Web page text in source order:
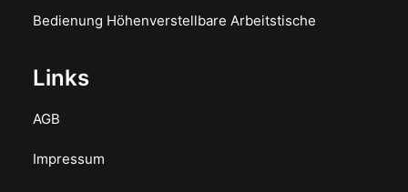
Bedienung Höhenverstellbare Arbeitstische
Links
AGB
Impressum